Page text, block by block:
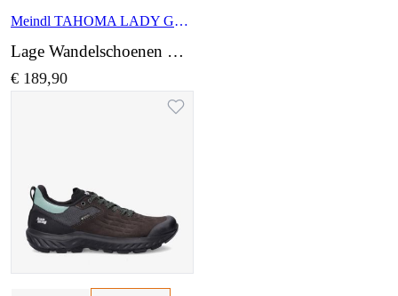
Meindl TAHOMA LADY GTX 4787 97
Lage Wandelschoenen wijdte Normaal
€ 189,90